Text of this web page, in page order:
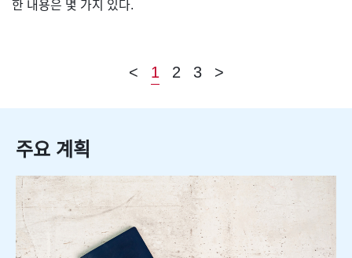
한 내용은 몇 가지 있다.
< 1 2 3 >
주요 계획